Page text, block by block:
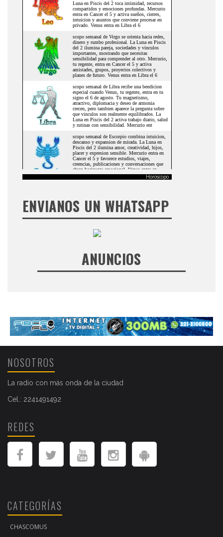
Horoscopo
ENVIANOS UN WHATSAPP
ANUNCIOS
NOSOTROS
La radio con más onda de la ciudad
Cel.: 2241491492
REDES
CATEGORÍAS
CHASCOMUS